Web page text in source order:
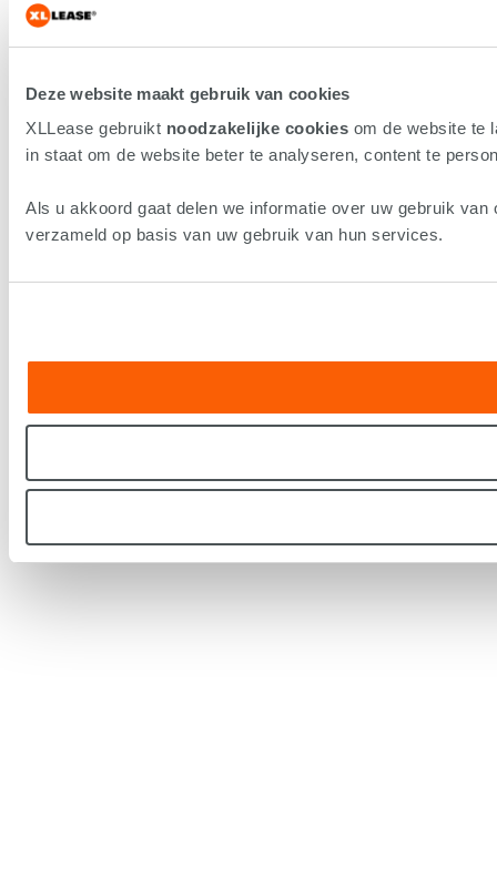
Deze website maakt gebruik van cookies
XLLease gebruikt noodzakelijke cookies om de website te
in staat om de website beter te analyseren, content te
Als u akkoord gaat delen we informatie over uw gebruik
verzameld op basis van uw gebruik van hun services.